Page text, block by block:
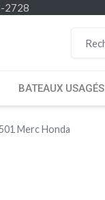
2728
BATEAUX USAGÉS
Merc Honda